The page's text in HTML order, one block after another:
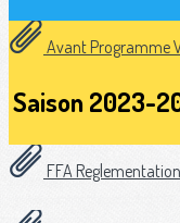
Avant Programme
Saison 2023-
FFA